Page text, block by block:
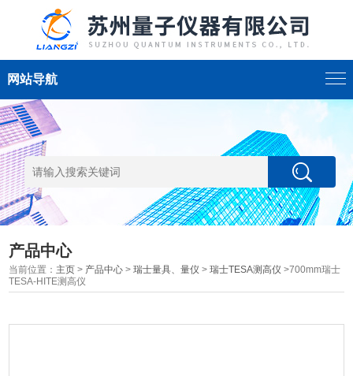
网站导航
产品中心
当前位置： 主页 > 产品中心 >瑞士量具、量仪 >瑞士TESA测高仪 >700mm瑞士
TESA-HITE测高仪